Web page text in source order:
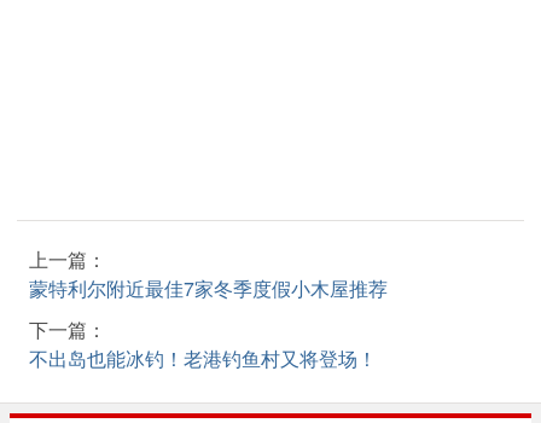
上一篇：
蒙特利尔附近最佳7家冬季度假小木屋推荐
下一篇：
不出岛也能冰钓！老港钓鱼村又将登场！